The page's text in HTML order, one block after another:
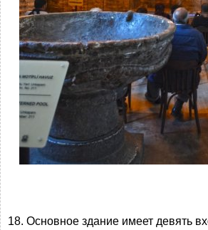
18. Основное здание имеет девять